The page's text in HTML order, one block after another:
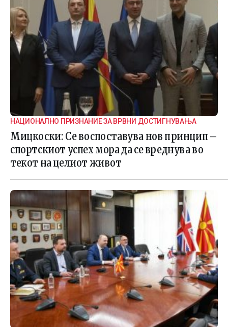
НАЦИОНАЛНО ПРИЗНАНИЕ ЗА ВРВНИ ДОСТИГНУВАЊА
Мицкоски: Се воспоставува нов принцип –
спортскиот успех мора да се вреднува во
текот на целиот живот